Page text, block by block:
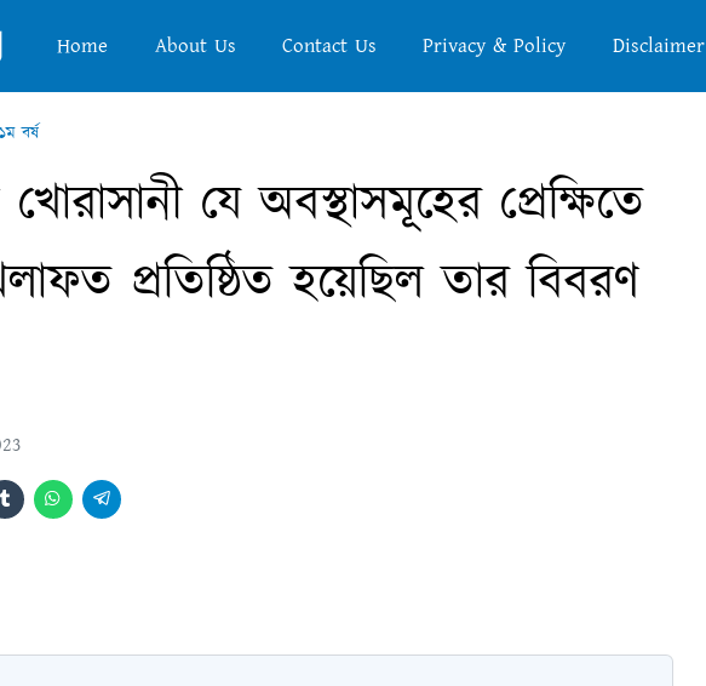
Home About Us Contact Us Privacy & Policy Disclaimer
বর্ষ
যে অবস্থাসমূহের প্রেক্ষিতে
প্রতিষ্ঠিত হয়েছিল তার বিবরণ